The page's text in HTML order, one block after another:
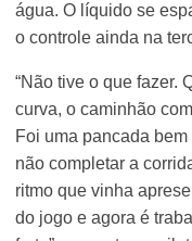
água. O líquido se
o controle ainda na
“Não tive o que fazer.
curva, o caminhão
Foi uma pancada
não completar a
ritmo que vinha
do jogo e agora é